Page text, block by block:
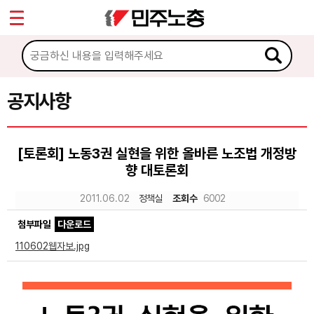
공지사항
[토론회] 노동3권 실현을 위한 올바른 노조법 개정방
향 대토론회
2011.06.02 정책실 조회수 6002
첨부파일
다운로드
110602웹자보.jpg
마이페이지
소개
소식
공지사항
성명·보도
노동상담
자료
부설기관
Sketchbook5, 스케치북5
Sketchbook5, 스케치북5